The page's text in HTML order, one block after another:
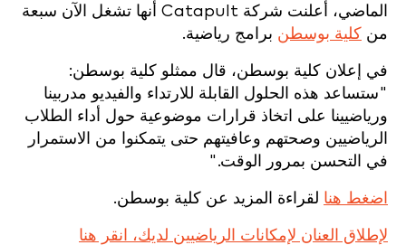
الماضي، أعلنت شركة Catapult أنها تشغل الآن سبعة
من كلية بوسطن برامج رياضية.
في إعلان كلية بوسطن، قال ممثلو كلية بوسطن:
"ستساعد هذه الحلول القابلة للارتداء والفيديو مدربينا
ورياضيينا على اتخاذ قرارات موضوعية حول أداء الطلاب
الرياضيين وصحتهم وعافيتهم حتى يتمكنوا من الاستمرار
في التحسن بمرور الوقت."
اضغط هنا لقراءة المزيد عن كلية بوسطن.
لإطلاق العنان لإمكانات الرياضيين لديك، انقر هنا